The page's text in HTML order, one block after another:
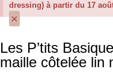
dressing) à partir du 17
×
Les P’tits
maille côtelée lin